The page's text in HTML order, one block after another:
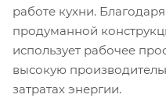
работе кухни.
продуманной
использует рабочее
высокую
затратах энергии.